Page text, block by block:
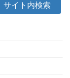
サイト内検索